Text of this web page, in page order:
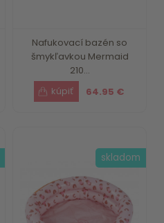
Nafukovací bazén so
šmykľavkou Mermaid
210...
64.95 €
skladom